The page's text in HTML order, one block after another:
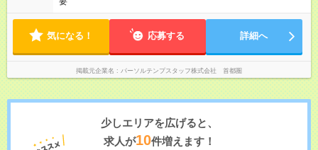
気になる！ 応募する 詳細へ
掲載元企業名 パーソルテンプスタッフ株式会社 首都圏
少しエリアを広げると、
求人が10件増えます！